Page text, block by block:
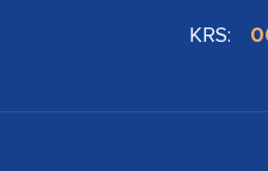
KRS: